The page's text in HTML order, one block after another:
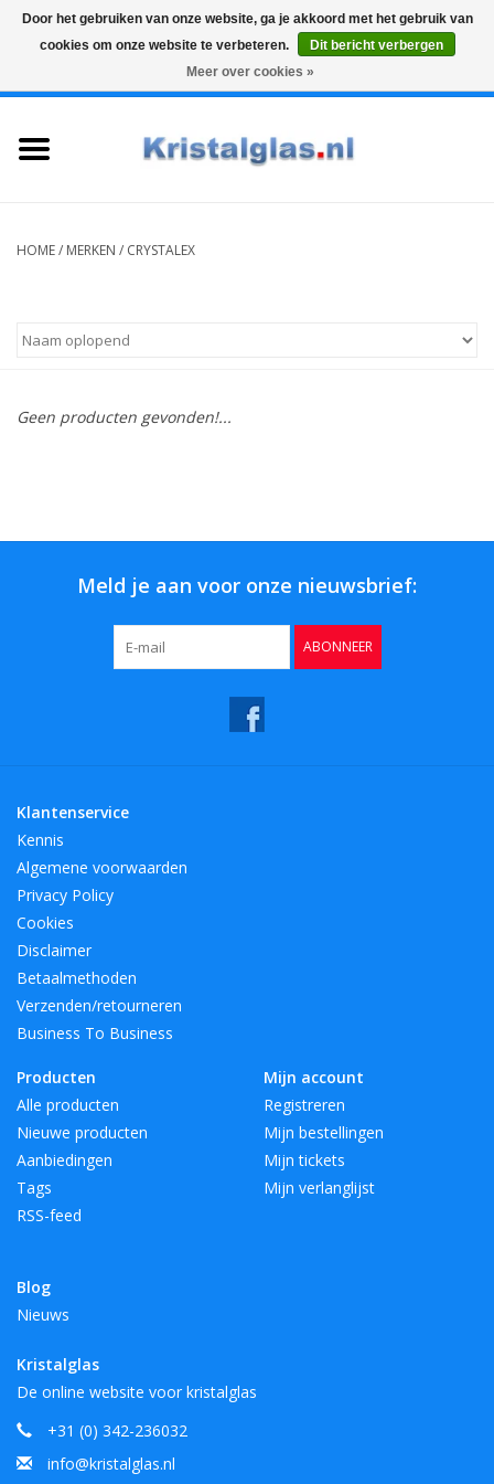
Graveren
Cadeaus
Bar & Wijn
HOME/ MERKEN / CRYSTALEX
Geen producten gevonden!...
Meld je aan voor onze nieuwsbrief:
ABONNEER
Klantenservice
Kennis
Algemene voorwaarden
Privacy Policy
Cookies
Disclaimer
Betaalmethoden
Verzenden/retourneren
Business To Business
Producten
Alle producten
Nieuwe producten
Aanbiedingen
Tags
RSS-feed
Blog
Nieuws
Mijn account
Registreren
Mijn bestellingen
Mijn tickets
Mijn verlanglijst
Kristalglas
De online website voor kristalglas
+31 (0) 342-236032
info@kristalglas.nl
Door het gebruiken van onze website, ga je akkoord met het gebruik van
cookies om onze website te verbeteren.
Dit bericht verbergen
Meer over cookies »